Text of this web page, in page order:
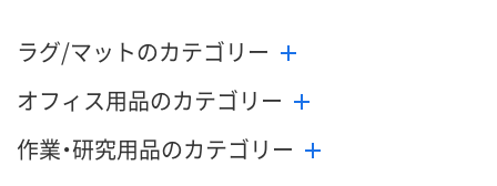
ラグ/マットのカテゴリー
オフィス用品のカテゴリー
作業・研究用品のカテゴリー